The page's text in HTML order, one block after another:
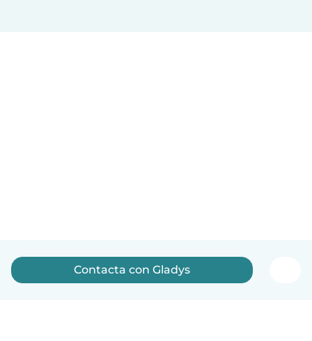
Contacta con Gladys